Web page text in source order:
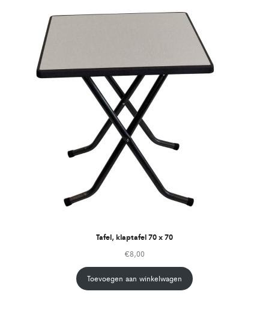
Tafel, klaptafel 70 x 70
€8,00
Toevoegen aan winkelwagen